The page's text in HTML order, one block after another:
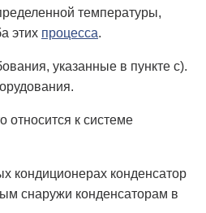
температуры,
этих процесса.
указанные в пункте с).
относится к системе
кондиционерах конденсатор
снаружи конденсаторам в